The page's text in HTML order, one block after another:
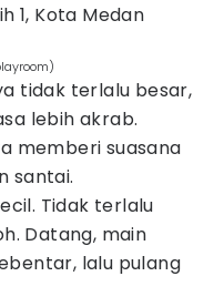
1, Kota Medan
tidak terlalu besar,
lebih akrab.
memberi suasana
santai.
Tidak terlalu
Datang, main
lalu pulang